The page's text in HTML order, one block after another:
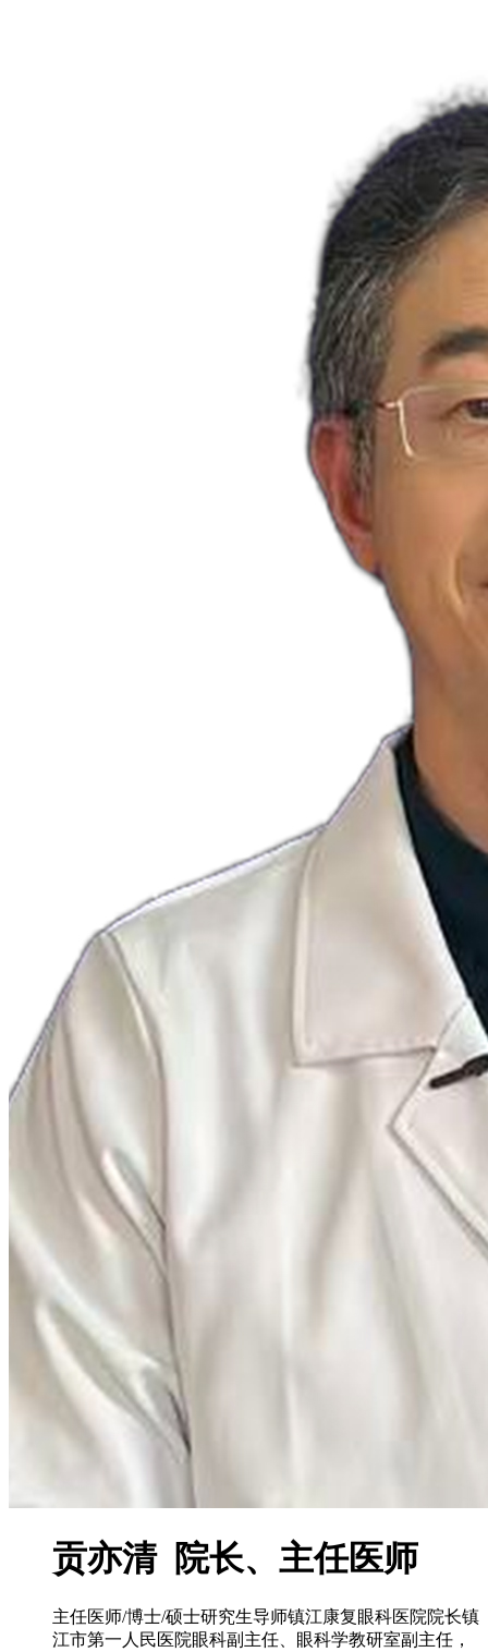
贡亦清 院长、主任医师
主任医师/博士/硕士研究生导师镇江康复眼科医院院长镇
江市第一人民医院眼科副主任、眼科学教研室副主任，